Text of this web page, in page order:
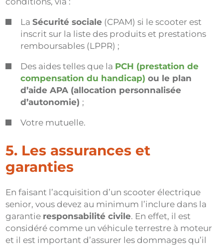
LaSécurité sociale (CPAM) si le scooter est
inscrit sur la liste des produits et prestations
remboursables (LPPR) ;
Des aides telles que la PCH (prestation de
compensation du handicap) ou le plan
d’aide APA (allocation personnalisée
d’autonomie) ;
Votre mutuelle.
5. Les assurances et
garanties
En faisant l’acquisition d’un scooter électrique
senior, vous devez au minimum l’inclure dans la
garantie responsabilité civile. En effet, il est
considéré comme un véhicule terrestre à moteur
et il est important d’assurer les dommages qu’il